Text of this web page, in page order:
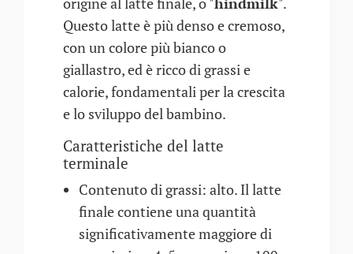
Questo latte è più denso e cremoso,
con un colore più bianco o
giallastro, ed è ricco di grassi e
calorie, fondamentali per la crescita
e lo sviluppo del bambino.
Caratteristiche del latte
terminale
Contenuto di grassi: alto. Il latte
finale contiene una quantità
significativamente maggiore di